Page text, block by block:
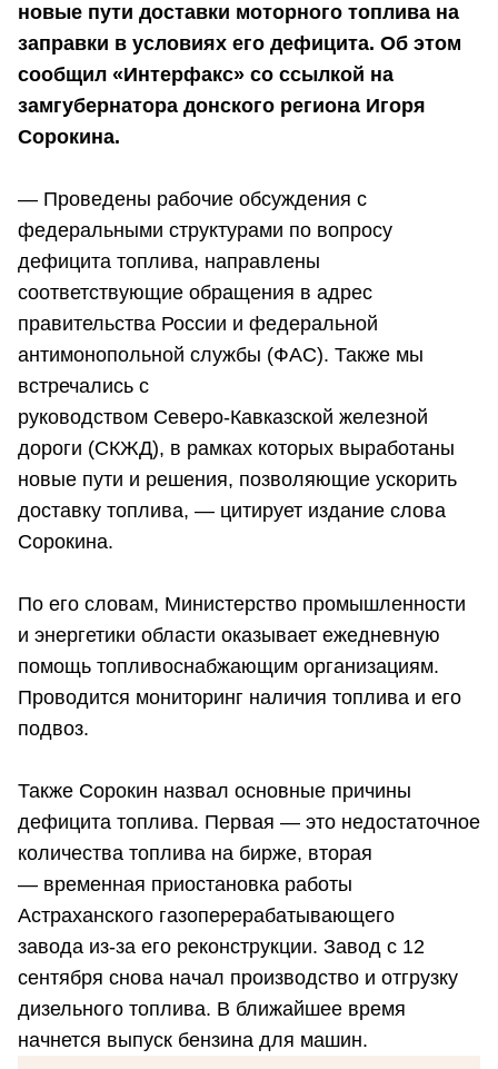
новые пути доставки моторного топлива на
заправки в условиях его дефицита. Об этом
сообщил «Интерфакс» со ссылкой на
замгубернатора донского региона Игоря
Сорокина.
— Проведены рабочие обсуждения с
федеральными структурами по вопросу
дефицита топлива, направлены
соответствующие обращения в адрес
правительства России и федеральной
антимонопольной службы (ФАС). Также мы
встречались с
руководством Северо-Кавказской железной
дороги (СКЖД), в рамках которых выработаны
новые пути и решения, позволяющие ускорить
доставку топлива, — цитирует издание слова
Сорокина.
По его словам, Министерство промышленности
и энергетики области оказывает ежедневную
помощь топливоснабжающим организациям.
Проводится мониторинг наличия топлива и его
подвоз.
Также Сорокин назвал основные причины
дефицита топлива. Первая — это недостаточное
количества топлива на бирже, вторая
— временная приостановка работы
Астраханского газоперерабатывающего
завода из-за его реконструкции. Завод с 12
сентября снова начал производство и отгрузку
дизельного топлива. В ближайшее время
начнется выпуск бензина для машин.